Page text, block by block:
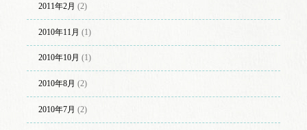
2011年2月 (2)
2010年11月 (1)
2010年10月 (1)
2010年8月 (2)
2010年7月 (2)